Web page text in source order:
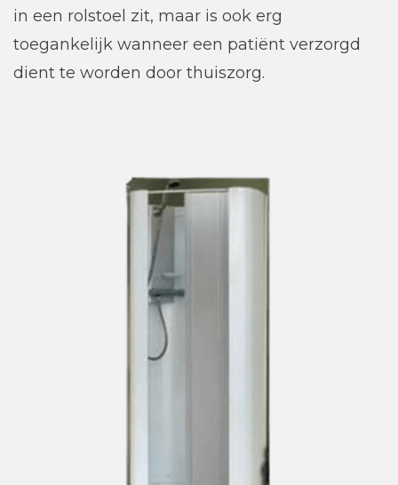
in een rolstoel zit, maar is ook erg
toegankelijk wanneer een patiënt verzorgd
dient te worden door thuiszorg.